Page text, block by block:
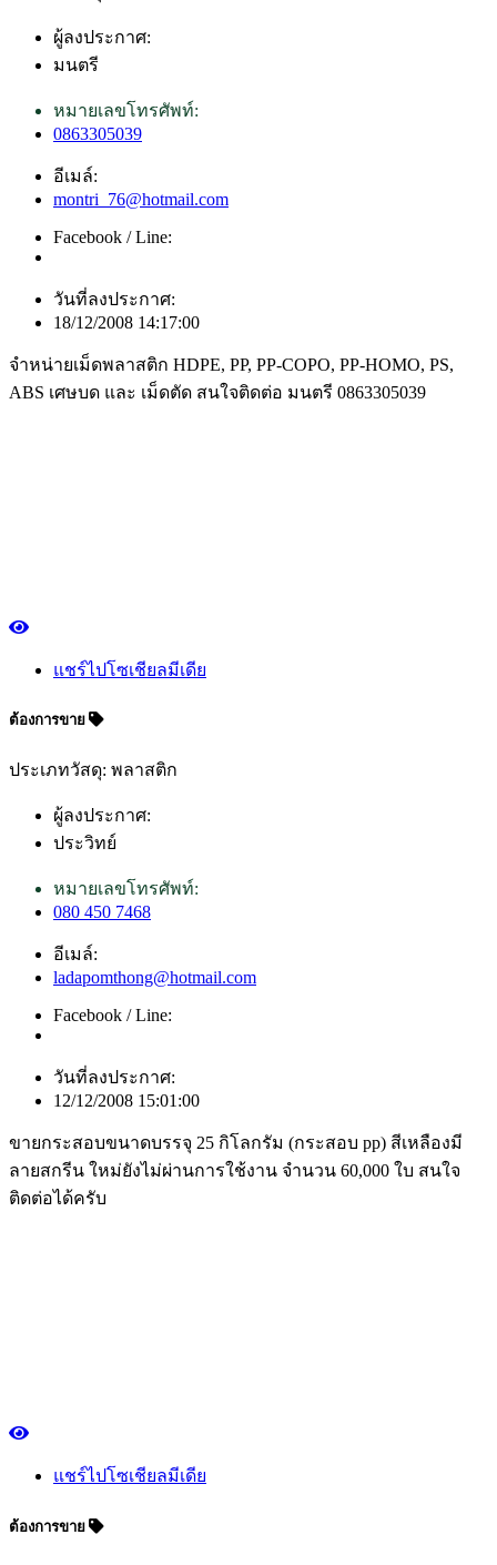
ผู้ลงประกาศ:
มนตรี
หมายเลขโทรศัพท์:
0863305039
อีเมล์:
montri_76@hotmail.com
Facebook / Line:
วันที่ลงประกาศ:
18/12/2008 14:17:00
จำหน่ายเม็ดพลาสติก HDPE, PP, PP-COPO, PP-HOMO, PS,
ABS เศษบด และ เม็ดตัด สนใจติดต่อ มนตรี 0863305039
แชร์ไปโซเชียลมีเดีย
ต้องการขาย
ประเภทวัสดุ: พลาสติก
ผู้ลงประกาศ:
ประวิทย์
หมายเลขโทรศัพท์:
080 450 7468
อีเมล์:
ladapomthong@hotmail.com
Facebook / Line:
วันที่ลงประกาศ:
12/12/2008 15:01:00
ขายกระสอบขนาดบรรจุ 25 กิโลกรัม (กระสอบ pp) สีเหลืองมี
ลายสกรีน ใหม่ยังไม่ผ่านการใช้งาน จำนวน 60,000 ใบ สนใจ
ติดต่อได้ครับ
แชร์ไปโซเชียลมีเดีย
ต้องการขาย